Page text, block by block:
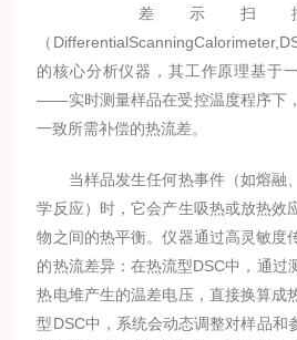
差示扫描
（
的核心分析仪器，其工作原理基于
——实时测量样品在受控温度程序下
一致所需补偿的热流差。
当样品发生任何热事件（如熔融
学反应）时，它会产生吸热或放热效
物之间的热平衡。仪器通过高灵敏度
的热流差异：在热流型DSC中，通过
热电堆产生的温差电压，直接换算成
型DSC中，系统会动态调整对样品和